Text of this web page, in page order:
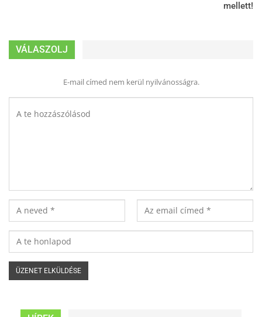
mellett!
VÁLASZOLJ
E-mail címed nem kerül nyilvánosságra.